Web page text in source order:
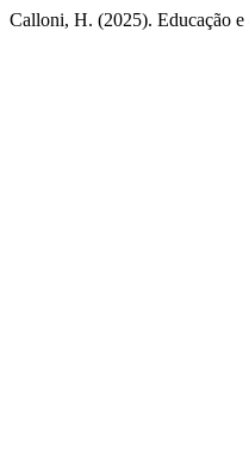
Calloni, H. (2025). Educação e